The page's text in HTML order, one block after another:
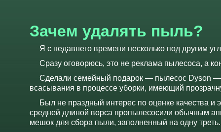
Зачем удалять пыль?
Я с недавнего времени несколько под другим
Сразу оговорюсь, это не реклама пылесоса, а
Сделали семейный подарок — пылесос Dyson
всасывания в процессе уборки, имеющий
Был не праздный интерес по оценке качества
средней длиной ворса пропылесосили обычным
мешок для сбора пыли, заполненный на одну